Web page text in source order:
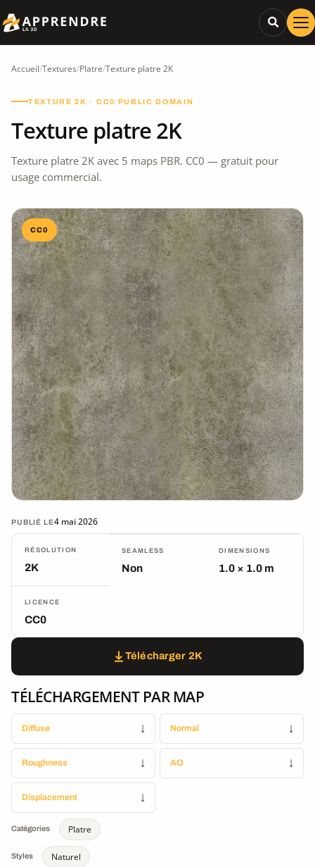
Accueil/Textures/Platre/Texture platre 2K
TEXTURE 2K · CC0 PUBLIC DOMAIN
Texture platre 2K
Texture platre 2K avec 5 maps PBR. CC0 — gratuit pour
usage commercial.
CC0
PUBLIÉ LE4 mai 2026
RÉSOLUTION
2K
SEAMLESS
Non
DIMENSIONS
1.0 × 1.0 m
LICENCE
CC0
Télécharger 2K
TÉLÉCHARGEMENT PAR MAP
Diffuse ↓ Normal ↓
Roughness ↓ AO ↓
Displacement ↓
Catégories Platre
Styles Naturel